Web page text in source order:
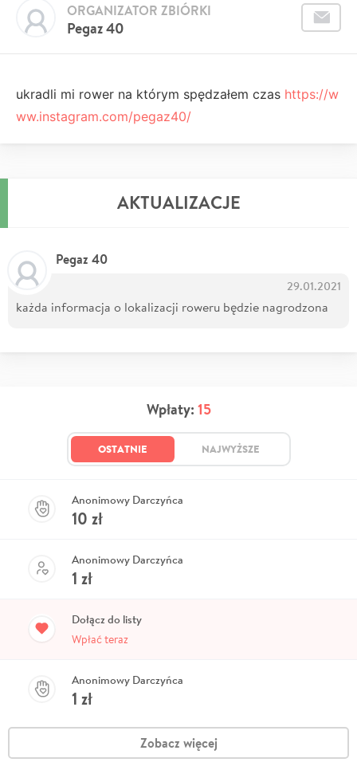
Pegaz 40
ORGANIZATOR ZBIÓRKI
ukradli mi rower na którym spędzałem czas https://w
ww.instagram.com/pegaz40/
AKTUALIZACJE
Pegaz 40
29.01.2021
każda informacja o lokalizacji roweru będzie nagrodzona
Wpłaty: 15
OSTATNIE NAJWYŻSZE
Anonimowy Darczyńca
10 zł
Anonimowy Darczyńca
1 zł
Dołącz do listy
Wpłać teraz
Anonimowy Darczyńca
1 zł
Zobacz więcej